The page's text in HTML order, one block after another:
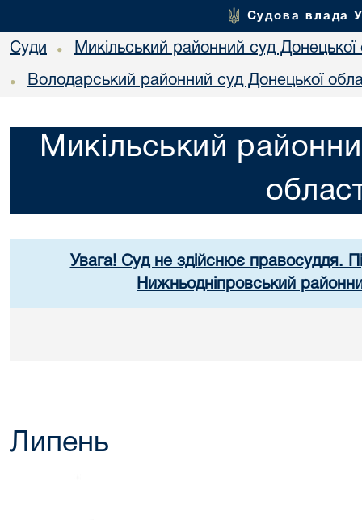
Судова влада
Суди • Микільський районний суд Донецької
• Володарський районний суд Донецької
Микільський
Увага! Суд не здійснює правосуддя.
Нижньодніпровський
Липень